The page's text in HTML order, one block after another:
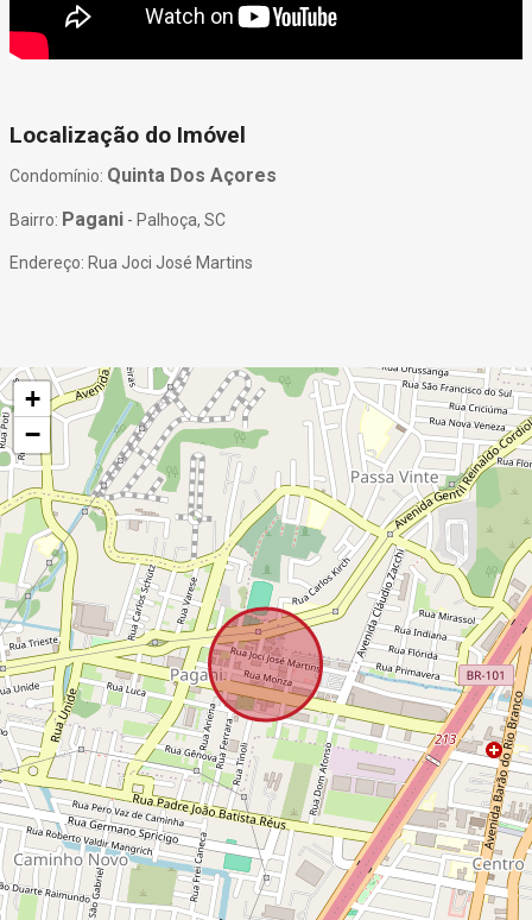
Localização do Imóvel
Condomínio: Quinta Dos Açores
Bairro: Pagani - Palhoça, SC
Endereço: Rua Joci José Martins
+
−